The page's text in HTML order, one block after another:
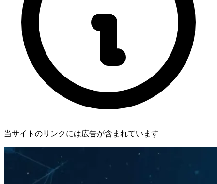
当サイトのリンクには広告が含まれています